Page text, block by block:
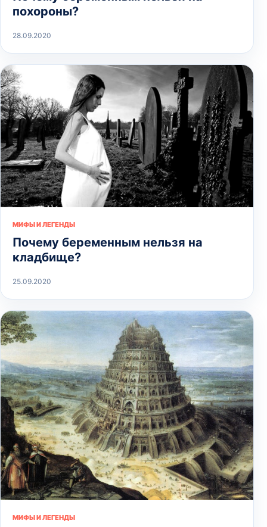
похороны?
28.09.2020
МИФЫ И ЛЕГЕНДЫ
Почему беременным нельзя на
кладбище?
25.09.2020
МИФЫ И ЛЕГЕНДЫ